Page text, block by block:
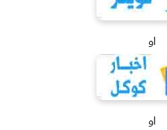
او
او